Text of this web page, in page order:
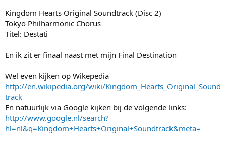
Kingdom Hearts Original Soundtrack (Disc 2)
Tokyo Philharmonic Chorus
Titel: Destati
En ik zit er finaal naast met mijn Final Destination
Wel even kijken op Wikepedia
http://en.wikipedia.org/wiki/Kingdom_Hearts_Original_Sound
track
En natuurlijk via Google kijken bij de volgende links:
http://www.google.nl/search?
hl=nl&q=Kingdom+Hearts+Original+Soundtrack&meta=